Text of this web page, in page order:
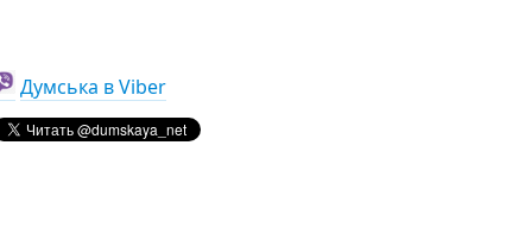
Думська в Viber